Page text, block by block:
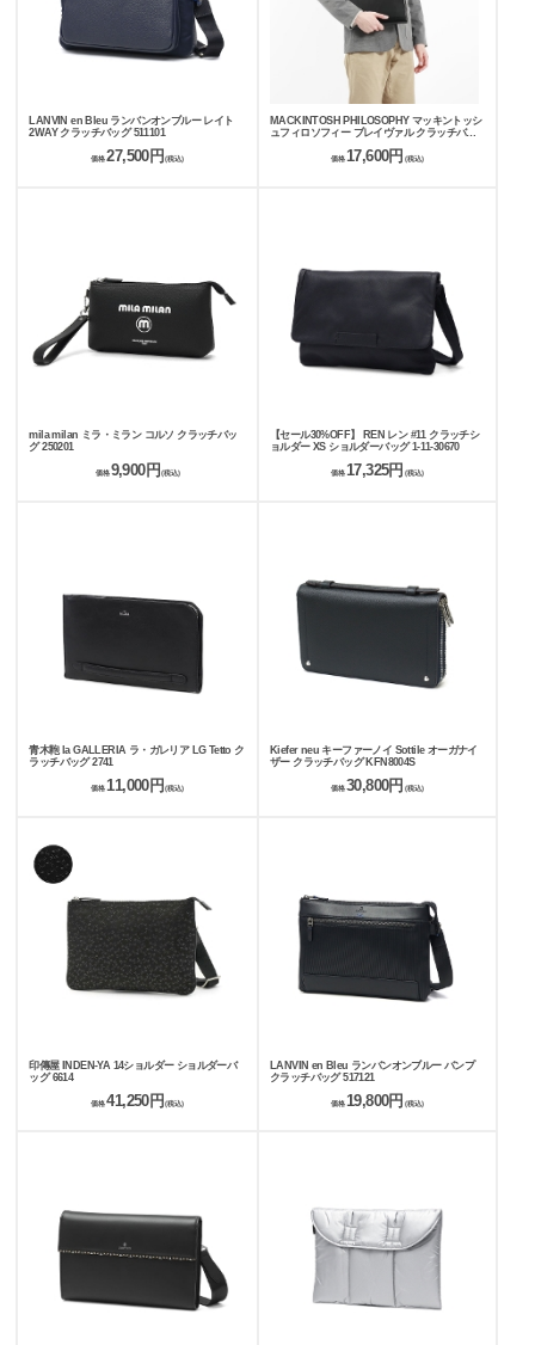
LANVIN en Bleu ランバンオンブルー レイト
2WAY クラッチバッグ 511101
価格 27,500円 (税込)
MACKINTOSH PHILOSOPHY マッキントッシ
ュフィロソフィー ブレイヴァル クラッチバッ
価格 17,600円 (税込)
mila milan ミラ・ミラン コルソ クラッチバッ
グ 250201
価格 9,900円 (税込)
【セール30%OFF】 REN レン #11 クラッチシ
ョルダー XS ショルダーバッグ 1-11-30670
価格17,325円 (税込)
青木鞄 la GALLERIA ラ・ガレリア LG Tetto ク
ラッチバッグ 2741
価格 11,000円 (税込)
Kiefer neu キーファーノイ Sottile オーガナイ
ザー クラッチバッグ KFN8004S
価格30,800円 (税込)
印傳屋 INDEN-YA 14ショルダー ショルダーバ
ッグ 6614
価格 41,250円(税込)
LANVIN en Bleu ランバンオンブルー バンプ
クラッチバッグ 517121
価格 19,800円 (税込)